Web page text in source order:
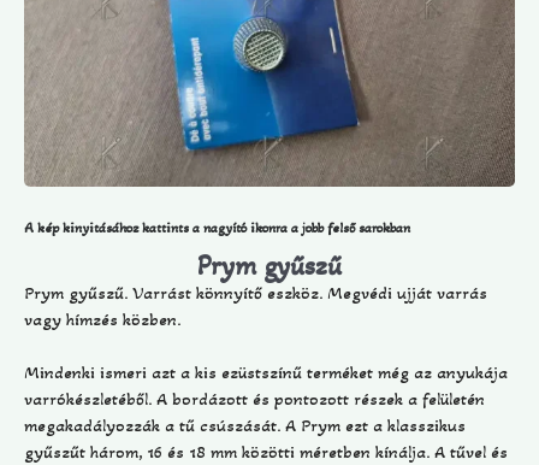
A kép kinyitásához kattints a nagyító ikonra a jobb felső sarokban
Prym gyűszű
Prym gyűszű. Varrást könnyítő eszköz. Megvédi ujját varrás
vagy hímzés közben.
Mindenki ismeri azt a kis ezüstszínű terméket még az anyukája
varrókészletéből. A bordázott és pontozott részek a felületén
megakadályozzák a tű csúszását. A Prym ezt a klasszikus
gyűszűt három, 16 és 18 mm közötti méretben kínálja. A tűvel és